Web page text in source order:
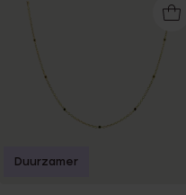
Duurzamer